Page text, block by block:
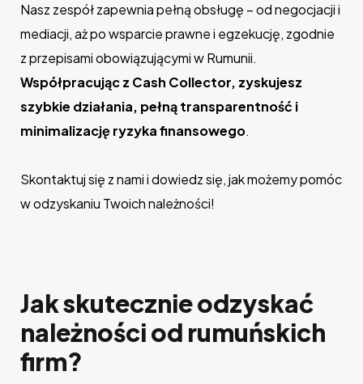
Nasz zespół zapewnia pełną obsługę – od negocjacji i
mediacji, aż po wsparcie prawne i egzekucję, zgodnie
z przepisami obowiązującymi w Rumunii.
Współpracując z Cash Collector, zyskujesz
szybkie działania, pełną transparentność i
minimalizację ryzyka finansowego.
Skontaktuj się z nami i dowiedz się, jak możemy pomóc
w odzyskaniu Twoich należności!
Jak skutecznie odzyskać
należności od rumuńskich
firm?